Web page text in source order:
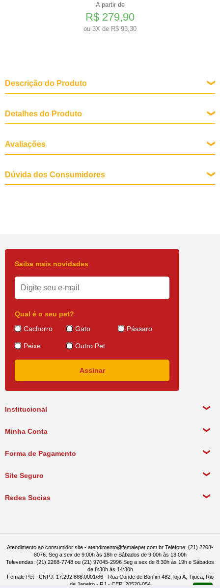
A partir de
R$ 279,90
ou 3X de R$ 93,30
Descrição do Produto
Detalhes do Produto
Avaliações
Dúvida dos Consumidores
Institucional
Política de Pagamento
Política de Entrega
Minha Conta
Forma de Pagamento
Site Seguro
Redes Socias
Saiba mais novidades
Qual é o seu pet?
Cachorro
Gato Pássaro
Peixe Outro Pet
Atendimento ao consumidor site - atendimento@femalepet.com.br Telefone: (21) 2208-
8076. Seg a sex de 9:00h às 18h e Sábados de 9:00h às 13:00h
Televendas: (21) 2268-7748 ou (21) 97045-2996 Seg a sex de 8:30h às 19h e Sábados
de 8:30h às 14:30h
Female Pet - CNPJ: 17.292.888.0001/86 - Rua Conde de Bonfim 482, loja A, Tijuca, Rio
de Janeiro - RJ - CEP: 20520-054